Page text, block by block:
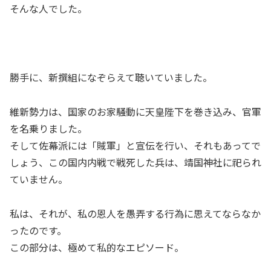
そんな人でした。
勝手に、新撰組になぞらえて聴いていました。
維新勢力は、国家のお家騒動に天皇陛下を巻き込み、官軍
を名乗りました。
そして佐幕派には「賊軍」と宣伝を行い、それもあってで
しょう、この国内内戦で戦死した兵は、靖国神社に祀られ
ていません。
私は、それが、私の恩人を愚弄する行為に思えてならなか
ったのです。
この部分は、極めて私的なエピソード。